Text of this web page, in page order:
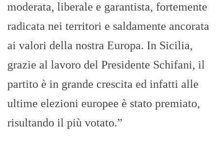
moderata, liberale e garantista, fortemente
radicata nei territori e saldamente ancorata
ai valori della nostra Europa. In Sicilia,
grazie al lavoro del Presidente Schifani, il
partito è in grande crescita ed infatti alle
ultime elezioni europee è stato premiato,
risultando il più votato.”